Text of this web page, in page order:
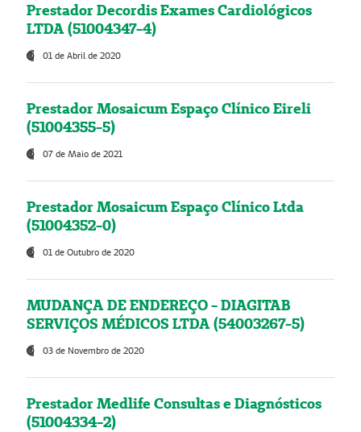
Prestador Decordis Exames Cardiológicos
LTDA (51004347-4)
01 de Abril de 2020
Prestador Mosaicum Espaço Clínico Eireli
(51004355-5)
07 de Maio de 2021
Prestador Mosaicum Espaço Clínico Ltda
(51004352-0)
01 de Outubro de 2020
MUDANÇA DE ENDEREÇO - DIAGITAB
SERVIÇOS MÉDICOS LTDA (54003267-5)
03 de Novembro de 2020
Prestador Medlife Consultas e Diagnósticos
(51004334-2)